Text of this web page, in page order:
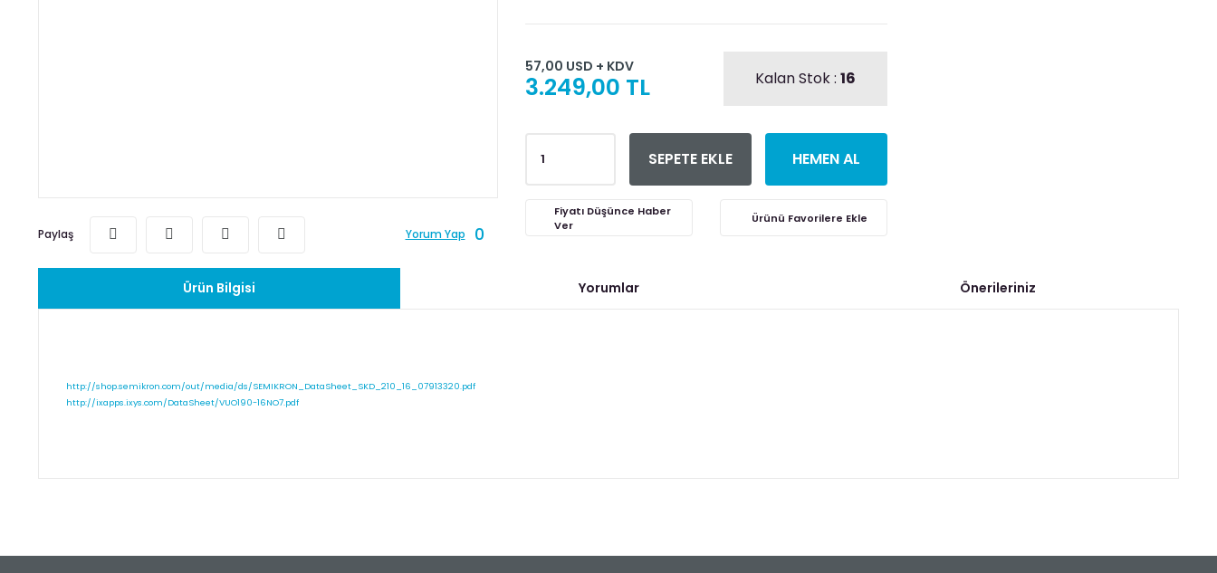
Paylaş Yorum Yap 0
57,00 USD + KDV
3.249,00 TL Kalan Stok : 16
SEPETE EKLE HEMEN AL
Fiyatı Düşünce Haber
Ver
Ürün Bilgisi Yorumlar Önerileriniz
http://shop.semikron.com/out/media/ds/SEMIKRON_DataSheet_SKD_210_16_07913320.pdf
http://ixapps.ixys.com/DataSheet/VUO190-16NO7.pdf
Yorum Yaz
Ürün açıklamasında eksik bilgiler bulunuyor.